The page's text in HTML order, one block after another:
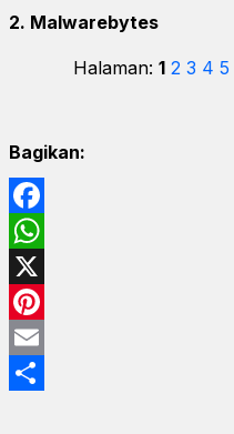
2. Malwarebytes
Halaman:1 2 3 4 5
Bagikan:
Facebook
WhatsApp
X
Pinterest
Email